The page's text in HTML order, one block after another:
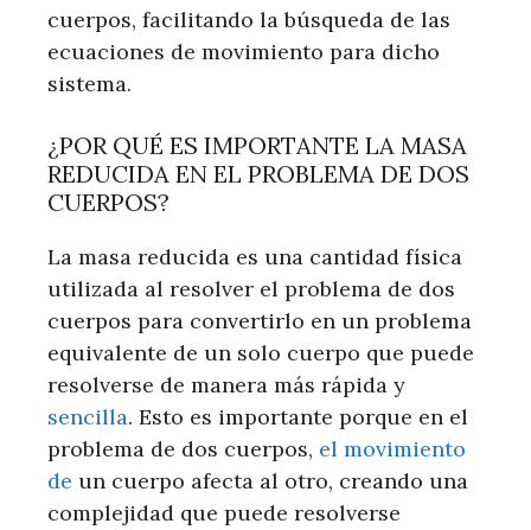
cuerpos, facilitando la búsqueda de las
ecuaciones de movimiento para dicho
sistema.
¿POR QUÉ ES IMPORTANTE LA MASA
REDUCIDA EN EL PROBLEMA DE DOS
CUERPOS?
La masa reducida es una cantidad física
utilizada al resolver el problema de dos
cuerpos para convertirlo en un problema
equivalente de un solo cuerpo que puede
resolverse de manera más rápida y
sencilla. Esto es importante porque en el
problema de dos cuerpos, el movimiento
de un cuerpo afecta al otro, creando una
complejidad que puede resolverse